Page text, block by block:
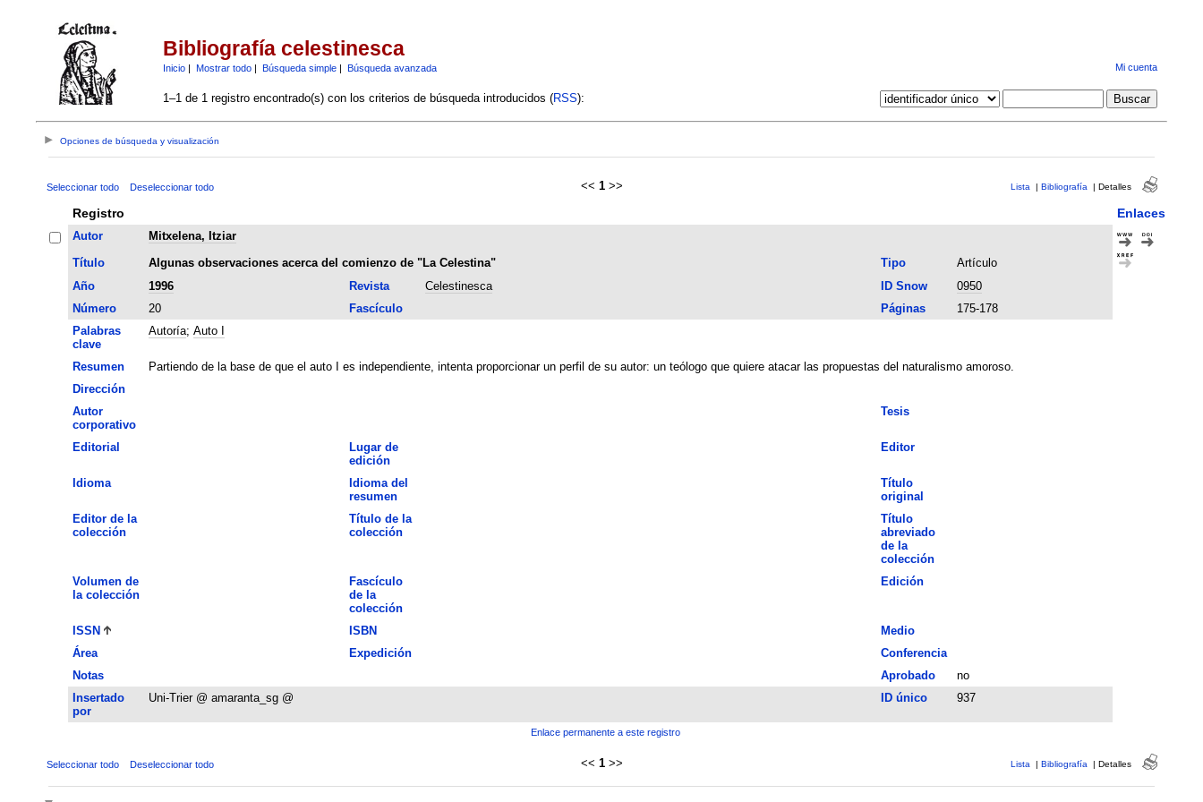
Bibliografía celestinesca
Inicio| Mostrar todo| Búsqueda simple| Búsqueda avanzada Mi cuenta
1–1 de 1 registro encontrado(s) con los criterios de búsqueda introducidos (RSS):
Opciones de búsqueda y visualización
Seleccionar todo Deseleccionar todo << 1 >> Lista | Bibliografía | Detalles
Registro Enlaces
Autor
Mitxelena, Itziar
Título
Algunas observaciones acerca del comienzo de "La Celestina" Tipo
Artículo
Año
1996 Revista Celestinesca ID Snow
0950
Número
20 Fascículo Páginas
175-178
Palabras
clave
Autoría; Auto I
Resumen
Partiendo de la base de que el auto I es independiente, intenta proporcionar un perfil de su autor: un teólogo que quiere atacar las propuestas del naturalismo amoroso.
Dirección
Autor
corporativo
Tesis
Editorial
Lugar de
edición
Editor
Idioma
Idioma del
resumen
Título
original
Editor de la
colección
Título de la
colección
Título
abreviado
de la
colección
Volumen de
la colección
Fascículo
de la
colección
Edición
ISSN ISBN
Medio
Área
Expedición
Conferencia
Notas
Aprobado
no
Insertado
por
Uni-Trier @ amaranta_sg @ ID único 937
Enlace permanente a este registro
Seleccionar todo Deseleccionar todo << 1 >> Lista | Bibliografía | Detalles